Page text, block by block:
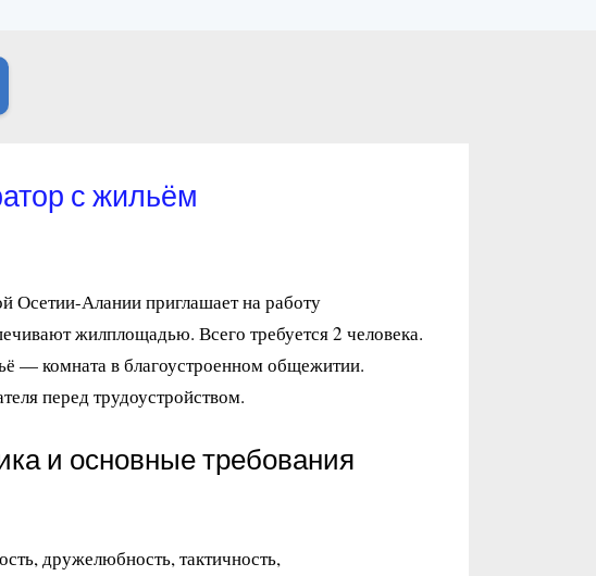
с жильём
Осетии-Алании приглашает на работу
жилплощадью. Всего требуется 2 человека.
— комната в благоустроенном общежитии.
перед трудоустройством.
и основные требования
дружелюбность, тактичность,